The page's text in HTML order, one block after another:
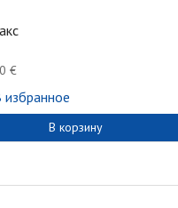
€
избранное
В корзину